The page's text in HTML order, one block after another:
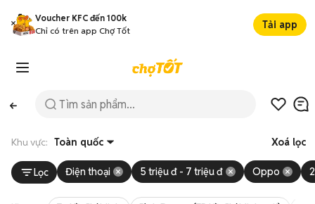
Voucher KFC đến 100k
Chỉ có trên app Chợ Tốt
Tải app
Khu vực: Toàn quốc Xoá lọc
Lọc Điện thoại 5 triệu đ - 7 triệu đ Oppo